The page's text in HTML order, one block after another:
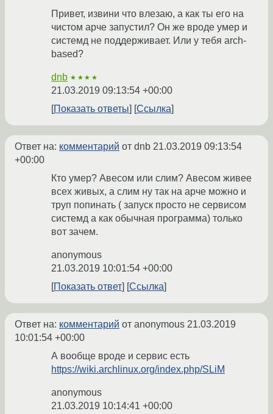
Привет, извини что влезаю, а как ты его на
чистом арче запустил? Он же вроде умер и
системд не поддерживает. Или у тебя arch-
based?
dnb ★★★★
21.03.2019 09:13:54 +00:00
Показать ответы
Ссылка
Ответ на: комментарий от dnb 21.03.2019 09:13:54
+00:00
Кто умер? Авесом или слим? Авесом живее
всех живых, а слим ну так на арче можно и
труп попинать ( запуск просто не сервисом
системд а как обычная программа) только
вот зачем.
anonymous
21.03.2019 10:01:54 +00:00
Показать ответ
Ссылка
Ответ на: комментарий от anonymous 21.03.2019
10:01:54 +00:00
А вообще вроде и сервис есть
https://wiki.archlinux.org/index.php/SLiM
anonymous
21.03.2019 10:14:41 +00:00